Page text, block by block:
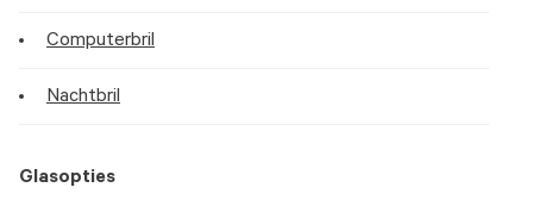
Computerbril
Nachtbril
Glasopties